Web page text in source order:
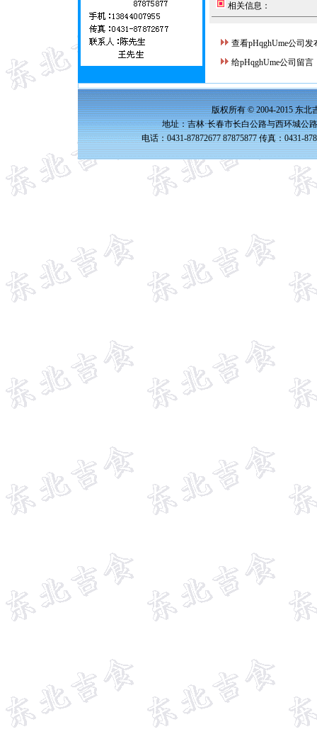
相关信息：
查看pHqghUme公司发
给pHqghUme公司留言
版权所有 © 2004-2015 东北
地址：吉林·长春市长白公路与西环城公
电话：0431-87872677 87875877 传真：0431-